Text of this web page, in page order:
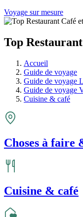
Voyage sur mesure
Top
Accueil
Guide de voyage
Guide de voyage
Guide de voyage
Cuisine & café
Choses à faire
Cuisine & café